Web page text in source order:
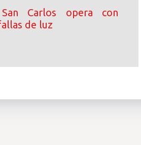
Carlos opera con
de luz